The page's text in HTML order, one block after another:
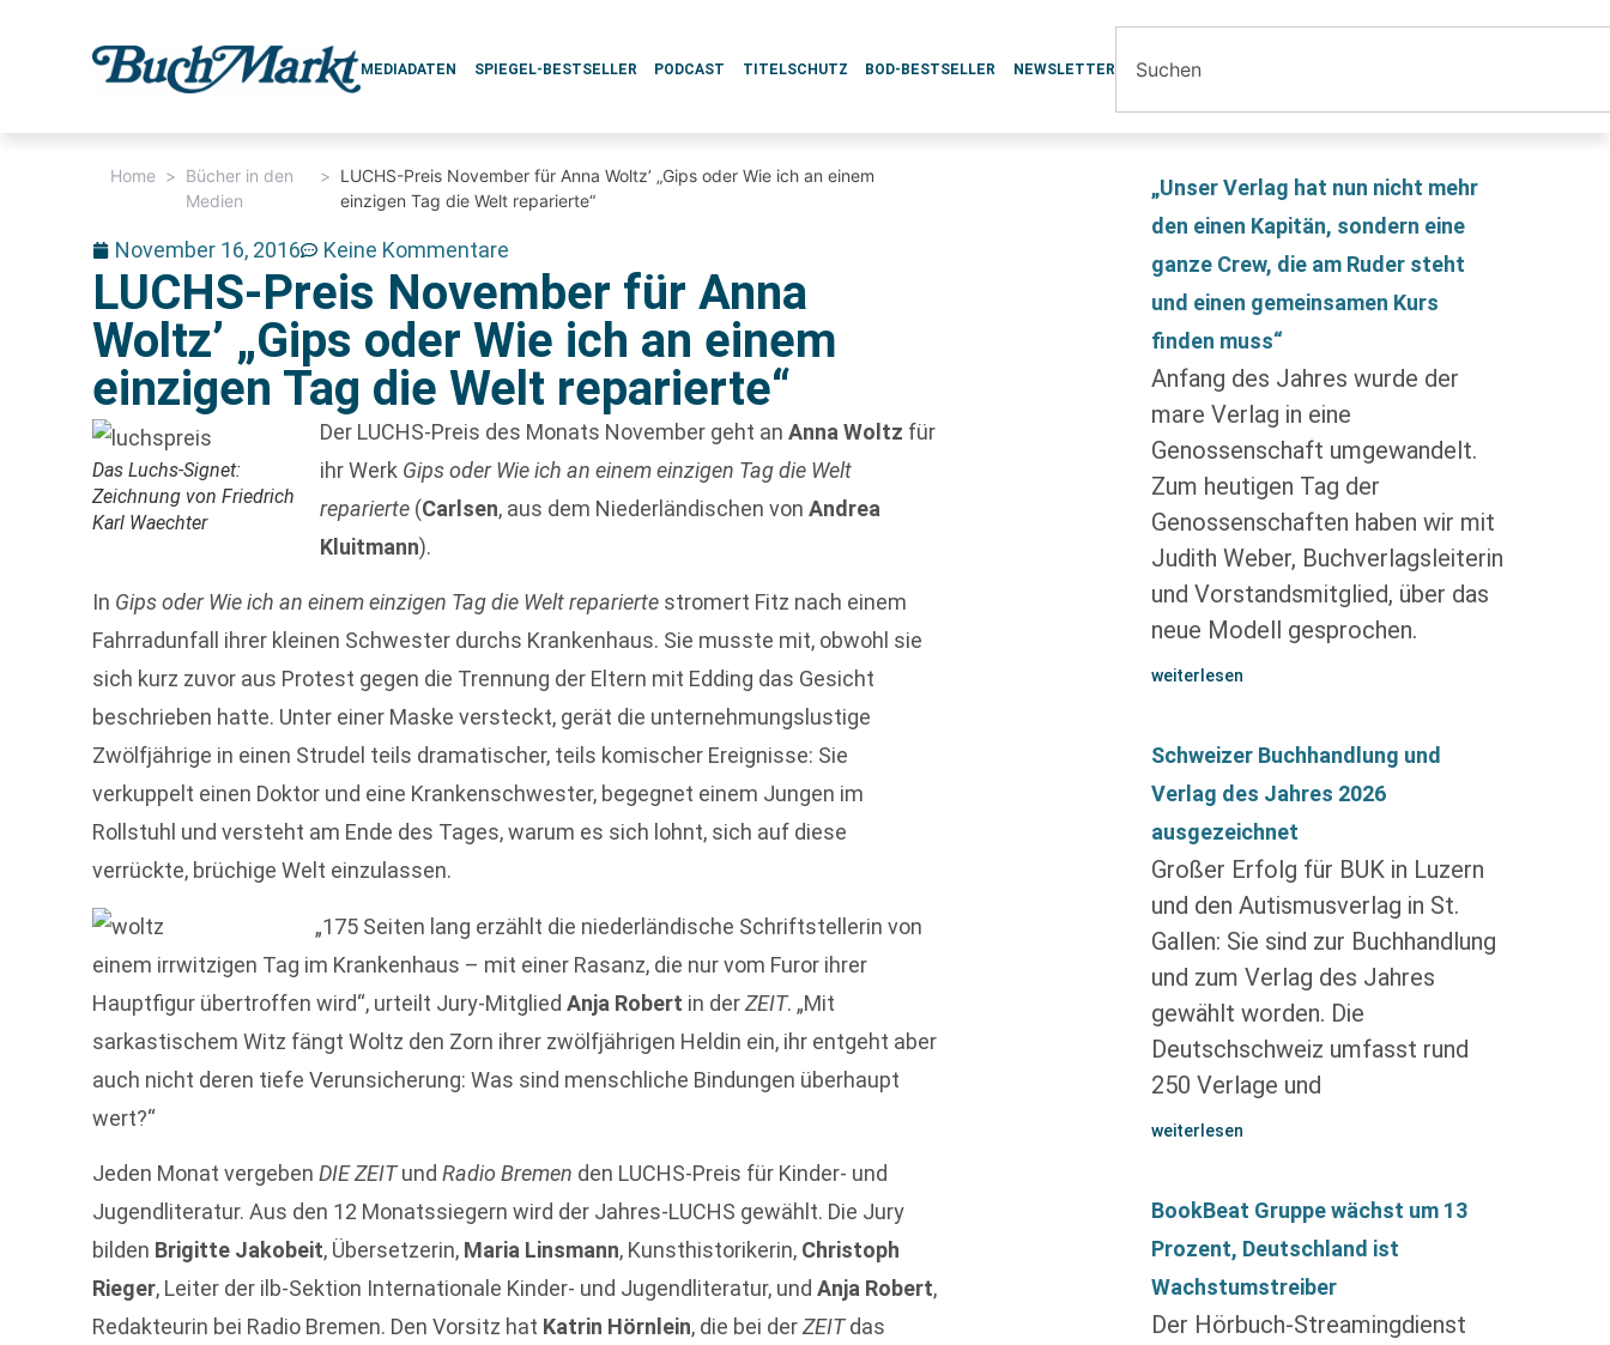
MEDIADATEN SPIEGEL-BESTSELLER PODCAST TITELSCHUTZ BOD-BESTSELLER NEWSLETTER
Home > Bücher in den
Medien
> LUCHS-Preis November für Anna Woltz’ „Gips oder Wie ich an einem
einzigen Tag die Welt reparierte“
November 16, 2016 Keine Kommentare
LUCHS-Preis November für Anna
Woltz’ „Gips oder Wie ich an einem
einzigen Tag die Welt reparierte“
Das Luchs-Signet:
Zeichnung von Friedrich
Karl Waechter
Der LUCHS-Preis des Monats November geht anAnna Woltz für
ihr Werk Gips oder Wie ich an einem einzigen Tag die Welt
reparierte (Carlsen, aus dem Niederländischen vonAndrea
Kluitmann).
In Gips oder Wie ich an einem einzigen Tag die Welt reparierte stromert Fitz nach einem
Fahrradunfall ihrer kleinen Schwester durchs Krankenhaus. Sie musste mit, obwohl sie
sich kurz zuvor aus Protest gegen die Trennung der Eltern mit Edding das Gesicht
beschrieben hatte. Unter einer Maske versteckt, gerät die unternehmungslustige
Zwölfjährige in einen Strudel teils dramatischer, teils komischer Ereignisse: Sie
verkuppelt einen Doktor und eine Krankenschwester, begegnet einem Jungen im
Rollstuhl und versteht am Ende des Tages, warum es sich lohnt, sich auf diese
verrückte, brüchige Welt einzulassen.
„175 Seiten lang erzählt die niederländische Schriftstellerin von
einem irrwitzigen Tag im Krankenhaus – mit einer Rasanz, die nur vom Furor ihrer
Hauptfigur übertroffen wird“, urteilt Jury-MitgliedAnja Robert in derZEIT. „Mit
sarkastischem Witz fängt Woltz den Zorn ihrer zwölfjährigen Heldin ein, ihr entgeht aber
auch nicht deren tiefe Verunsicherung: Was sind menschliche Bindungen überhaupt
wert?“
Jeden Monat vergebenDIE ZEITundRadio Bremen den LUCHS-Preis für Kinder- und
Jugendliteratur. Aus den 12 Monatssiegern wird der Jahres-LUCHS gewählt. Die Jury
bilden Brigitte Jakobeit, Übersetzerin, Maria Linsmann, Kunsthistorikerin, Christoph
Rieger, Leiter der ilb-Sektion Internationale Kinder- und Jugendliteratur, undAnja Robert,
Redakteurin bei Radio Bremen. Den Vorsitz hat Katrin Hörnlein, die bei derZEITdas
„Unser Verlag hat nun nicht mehr
den einen Kapitän, sondern eine
ganze Crew, die am Ruder steht
und einen gemeinsamen Kurs
finden muss“
Anfang des Jahres wurde der
mare Verlag in eine
Genossenschaft umgewandelt.
Zum heutigen Tag der
Genossenschaften haben wir mit
Judith Weber, Buchverlagsleiterin
und Vorstandsmitglied, über das
neue Modell gesprochen.
weiterlesen
Schweizer Buchhandlung und
Verlag des Jahres 2026
ausgezeichnet
Großer Erfolg für BUK in Luzern
und den Autismusverlag in St.
Gallen: Sie sind zur Buchhandlung
und zum Verlag des Jahres
gewählt worden. Die
Deutschschweiz umfasst rund
250 Verlage und
weiterlesen
BookBeat Gruppe wächst um 13
Prozent, Deutschland ist
Wachstumstreiber
Der Hörbuch-Streamingdienst